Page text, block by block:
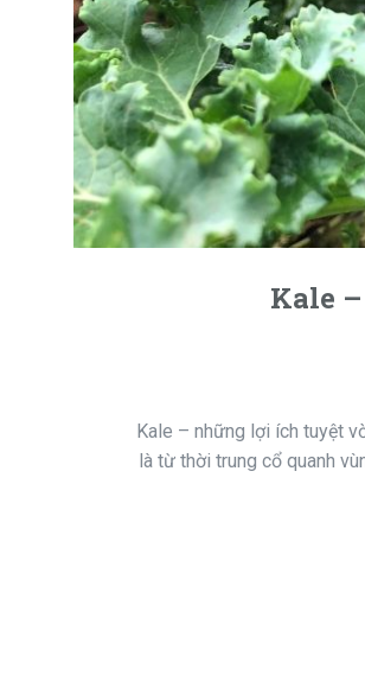
Kale
Kale – những lợi ích tuyệt
là từ thời trung cổ quanh